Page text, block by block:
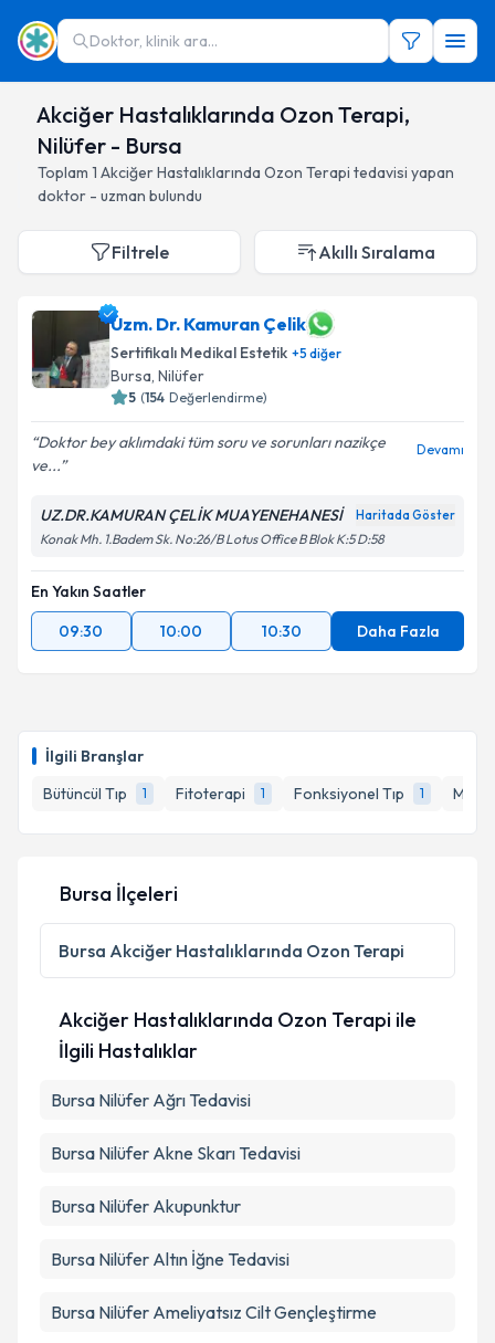
Doktor, klinik ara...
Akciğer Hastalıklarında Ozon Terapi,
Nilüfer - Bursa
Toplam 1 Akciğer Hastalıklarında Ozon Terapi tedavisi yapan
doktor - uzman bulundu
İlgili Branşlar
Bütüncül Tıp
1 Fitoterapi 1 Fonksiyonel Tıp 1
Filtrele Akıllı Sıralama
Uzm. Dr. Kamuran Çelik
Sertifikalı Medikal Estetik +5 diğer
Bursa, Nilüfer
5 (154 Değerlendirme)
Doktor bey aklımdaki tüm soru ve sorunları nazikçe
ve...
Devamı
UZ.DR.KAMURAN ÇELİK MUAYENEHANESİ Haritada Göster
Konak Mh. 1.Badem Sk. No:26/B Lotus Office B Blok K:5 D:58
En Yakın Saatler
09:30
10:00 10:30 Daha Fazla
Bursa İlçeleri
Bursa Akciğer Hastalıklarında Ozon Terapi
Akciğer Hastalıklarında Ozon Terapi ile
İlgili Hastalıklar
Bursa Nilüfer Ağrı Tedavisi
Bursa Nilüfer Akne Skarı Tedavisi
Bursa Nilüfer Akupunktur
Bursa Nilüfer Altın İğne Tedavisi
Bursa Nilüfer Ameliyatsız Cilt Gençleştirme